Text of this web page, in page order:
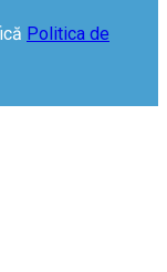
Politica de